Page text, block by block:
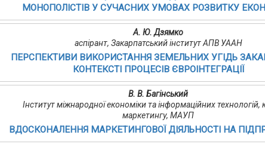
МОНОПОЛІСТІВ У СУЧАСНИХ УМОВАХ РОЗВИТКУ
А. Ю. Дзямко
аспірант, Закарпатський інститут АПВ УААН
ПЕРСПЕКТИВИ ВИКОРИСТАННЯ ЗЕМЕЛЬНИХ УГІДЬ
КОНТЕКСТІ ПРОЦЕСІВ ЄВРОІНТЕГРАЦІЇ
В. В. Багінський
Інститут міжнародної економіки та інформаційних технологій,
маркетингу, МАУП
ВДОСКОНАЛЕННЯ МАРКЕТИНГОВОЇ ДІЯЛЬНОСТІ НА